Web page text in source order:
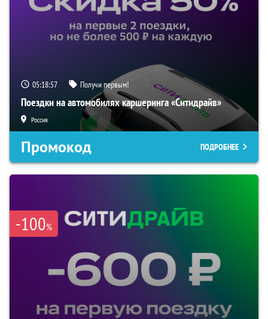
05:18:56 Получи первым!
Поездки на автомобилях каршеринга «Ситидрайв»
Россия
Промокод ПОДРОБНЕЕ
-100%